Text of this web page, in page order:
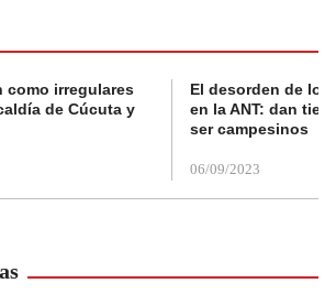
como irregulares
de Cúcuta y
El desorden de
en la ANT: dan
ser campesinos
06/09/2023